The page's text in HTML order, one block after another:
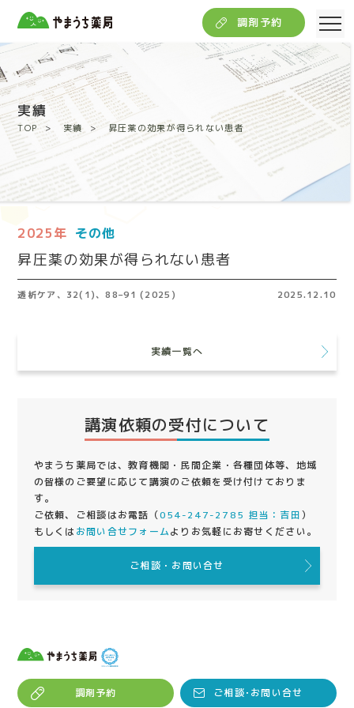
調剤予約
実績
TOP 実績 昇圧薬の効果が得られない患者
2025年 その他
昇圧薬の効果が得られない患者
透析ケア、32(1)、88–91 (2025) 2025.12.10
実績一覧へ
講演依頼の受付について
やまうち薬局では、教育機関・民間企業・各種団体等、地域
の皆様のご要望に応じて講演のご依頼を受け付けておりま
す。
ご依頼、ご相談はお電話（054-247-2785 担当：吉田）
もしくは お問い合せフォームよりお気軽にお寄せください。
ご相談・お問い合せ
調剤予約 ご相談･お問い合せ